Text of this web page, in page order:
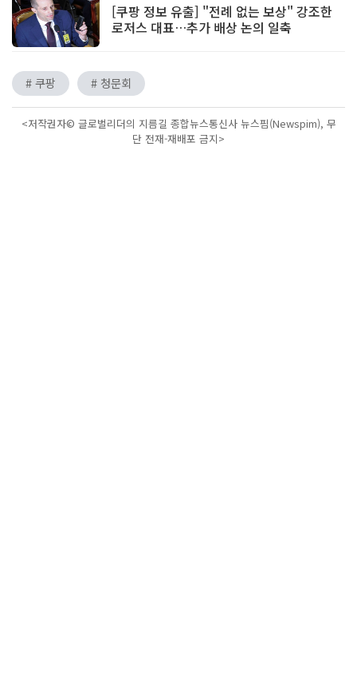
[쿠팡 정보 유출] "전례 없는 보상" 강조한
로저스 대표…추가 배상 논의 일축
# 쿠팡 # 청문회
<저작권자© 글로벌리더의 지름길 종합뉴스통신사 뉴스핌(Newspim), 무
단 전재-재배포 금지>